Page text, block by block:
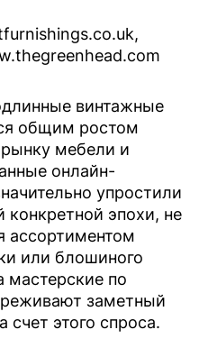
винтажные
общим ростом
мебели и
онлайн-
упростили
эпохи, не
ассортиментом
или блошиного
мастерские по
заметный
счет этого спроса.